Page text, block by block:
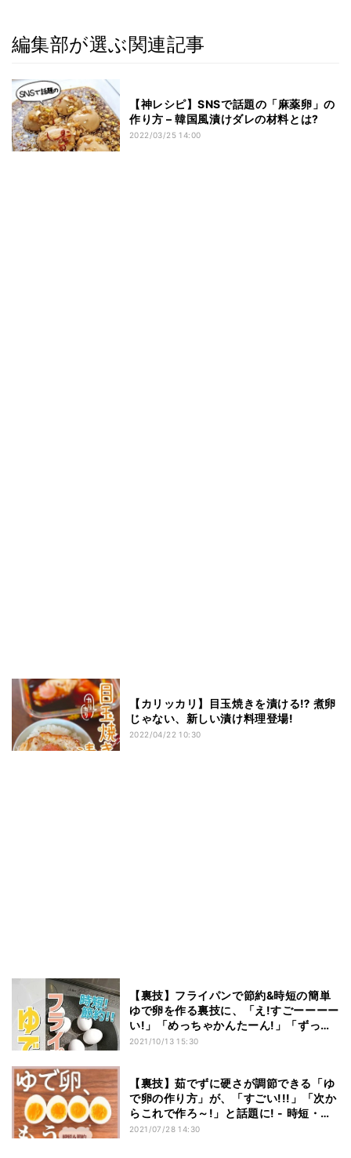
編集部が選ぶ関連記事
【神レシピ】SNSで話題の「麻薬卵」の
作り方 – 韓国風漬けダレの材料とは?
2022/03/25 14:00
【カリッカリ】目玉焼きを漬ける⁉ 煮卵
じゃない、新しい漬け料理登場!
2022/04/22 10:30
【裏技】フライパンで節約&時短の簡単
ゆで卵を作る裏技に、「え!すごーーーー
い!」「めっちゃかんたーん!」「ずっと
お湯沸かしてたぜ…」と大反響 – 好みの
2021/10/13 15:30
【裏技】茹でずに硬さが調節できる「ゆ
で卵の作り方」が、「すごい!!!」「次か
らこれで作ろ～!」と話題に! - 時短・節
約・暑さ対策にも
2021/07/28 14:30